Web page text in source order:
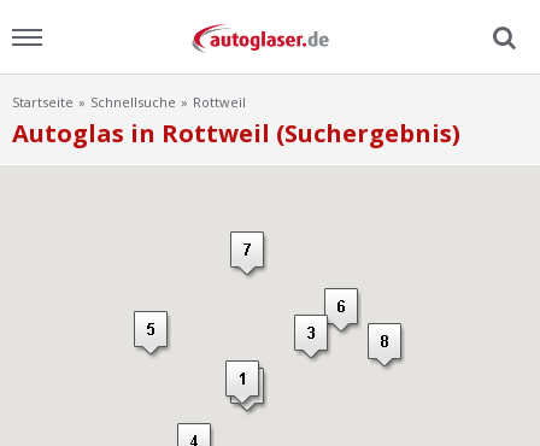
Home
Scheibensuche
Startseite Schnellsuche Rottweil
Autoglas in Rottweil (Suchergebnis)